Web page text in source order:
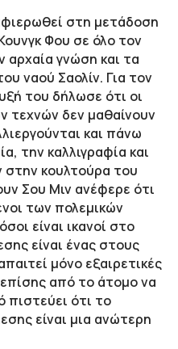
στη μετάδοση
Φου σε όλο τον
αρχαία γνώση και τα
ναού Σαολίν. Για τον
του δήλωσε ότι οι
τεχνών δεν μαθαίνουν
και πάνω
την καλλιγραφία και
στην κουλτούρα του
Σου Μιν ανέφερε ότι
των πολεμικών
είναι ικανοί στο
είναι ένας στους
μόνο εξαιρετικές
από το άτομο να
πιστεύει ότι το
είναι μια ανώτερη